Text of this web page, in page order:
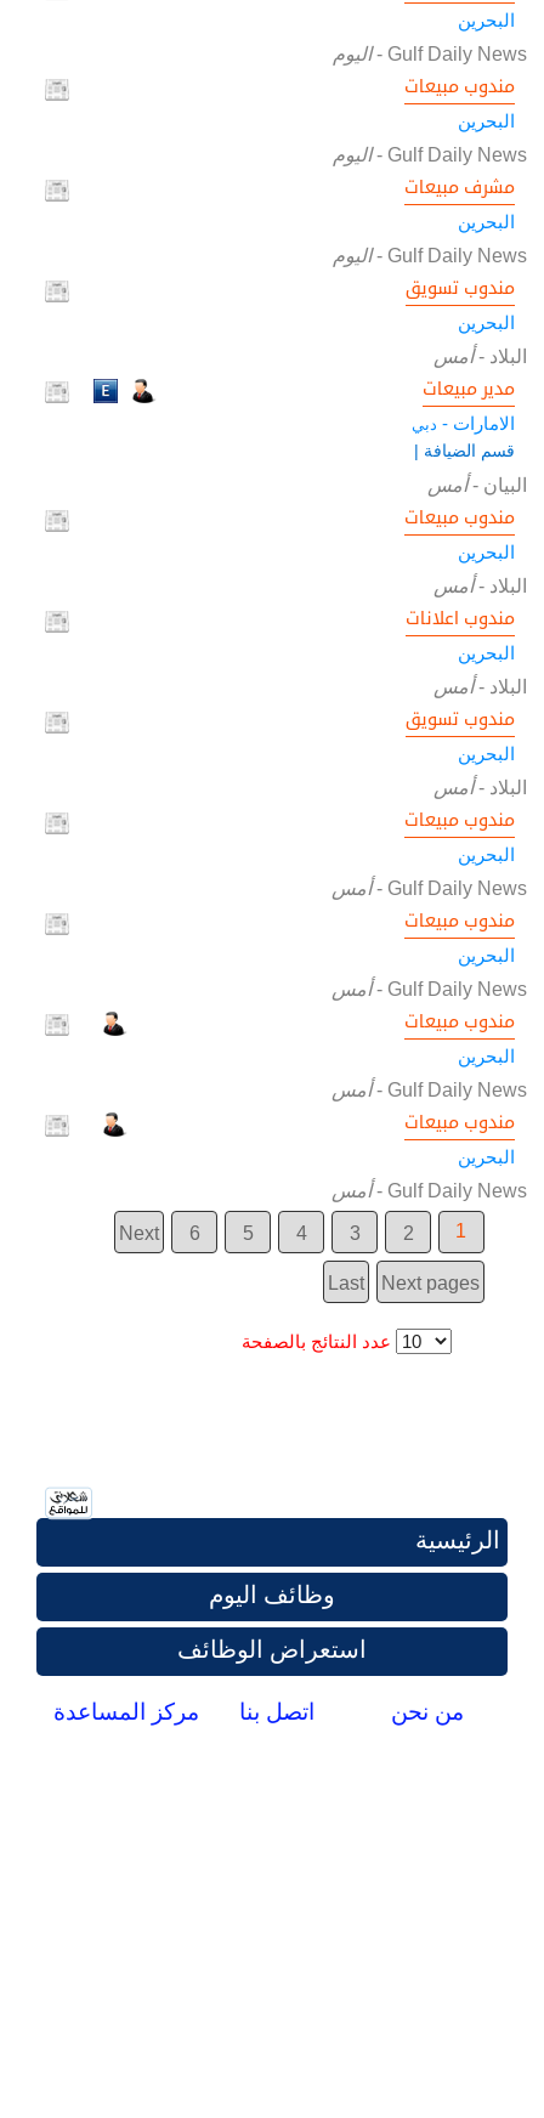
البحرين
Gulf Daily News
-اليوم
مندوب مبيعات
البحرين
Gulf Daily News
-اليوم
مشرف مبيعات
البحرين
Gulf Daily News
-اليوم
مندوب تسويق
البحرين
البلاد -أمس
مدير مبيعات
الامارات - دبي
قسم الضيافة |
البيان -أمس
مندوب مبيعات
البحرين
البلاد -أمس
مندوب اعلانات
البحرين
البلاد -أمس
مندوب تسويق
البحرين
البلاد -أمس
مندوب مبيعات
البحرين
Gulf Daily News
-أمس
مندوب مبيعات
البحرين
Gulf Daily News
-أمس
مندوب مبيعات
البحرين
Gulf Daily News
-أمس
مندوب مبيعات
البحرين
Gulf Daily News
-أمس
1
2
3
4
5
6
Next
Next pages
Last
عدد النتائج بالصفحة
الرئيسية
وظائف اليوم
استعراض الوظائف
من نحن اتصل بنا مركز المساعدة